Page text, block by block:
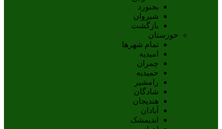
بجنورد
شيروان
بازگشت
خوزستان
تمام شهر‌ها
امیدیه
چمران
حمیدیه
رامشیر
شادگان
هندیجان
آبادان
انديمشک